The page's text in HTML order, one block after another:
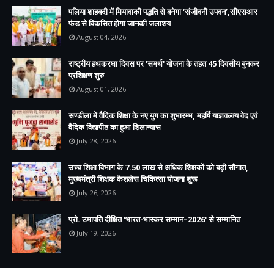
पलिया शाहबदी में मियावाकी पद्धति से बनेगा ‘संजीवनी उपवन’,सीएसआर
फंड से विकसित होगा जानकी जलाशय
August 04, 2026
राष्ट्रीय हथकरघा दिवस पर 'समर्थ' योजना के तहत 45 दिवसीय बुनकर
प्रशिक्षण शुरु
August 01, 2026
सण्डीला में वैदिक शिक्षा के नए युग का शुभारम्भ, महर्षि याज्ञवल्क्य वेद एवं
वैदिक विद्यापीठ का हुआ शिलान्यास
July 28, 2026
उच्च शिक्षा विभाग के 7.50 लाख से अधिक शिक्षकों को बड़ी सौगात,
मुख्यमंत्री शिक्षक कैशलेस चिकित्सा योजना शुरू
July 26, 2026
प्रो. उमापति दीक्षित 'भारत-भास्कर सम्मान–2026' से सम्मानित
July 19, 2026